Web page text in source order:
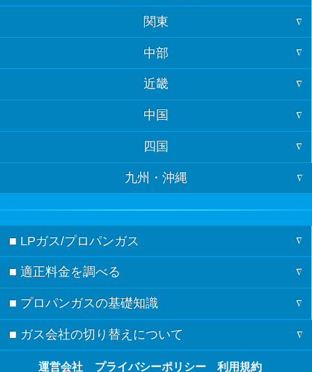
北海道
青森
岩手
宮城
秋田
山形
関東
東京
神奈川
埼玉
千葉
茨城
中部
福井
石川
富山
岐阜
長野
静岡
山梨
近畿
大阪
京都
兵庫
奈良
和歌山
中国
山口
島根
鳥取
四国
徳島
香川
九州・沖縄
福岡
熊本
大分
■ LPガス/プロパンガス
ガスの記事一覧
節約術
ガスの基礎知識
■ 適正料金を調べる
料金シミュレーション
都道府県別の料金相場
■ プロパンガスの基礎知識
検針票の見方
都市ガスとプロパンガスの違い
■ ガス会社の切り替えについて
ガス会社の切り替え方
運営会社 プライバシーポリシー 利用規約